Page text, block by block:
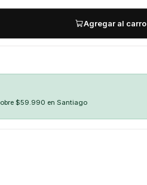
Agregar al carro
$59.990 en Santiago